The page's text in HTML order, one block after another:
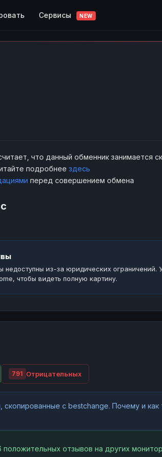
Сервисы NEW
что данный обменник занимается
подробнее здесь
перед совершением обмена
недоступны из-за юридических ограничений.
чтобы видеть полную картину.
791 Отрицательных
с bestchange. Почему и
отзывов на других